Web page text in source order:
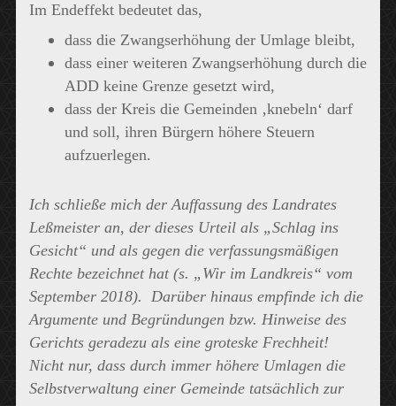
Im Endeffekt bedeutet das,
dass die Zwangserhöhung der Umlage bleibt,
dass einer weiteren Zwangserhöhung durch die
ADD keine Grenze gesetzt wird,
dass der Kreis die Gemeinden ‚knebeln‘ darf
und soll, ihren Bürgern höhere Steuern
aufzuerlegen.
Ich schließe mich der Auffassung des Landrates
Leßmeister an, der dieses Urteil als „Schlag ins
Gesicht“ und als gegen die verfassungsmäßigen
Rechte bezeichnet hat (s. „Wir im Landkreis“ vom
September 2018). Darüber hinaus empfinde ich die
Argumente und Begründungen bzw. Hinweise des
Gerichts geradezu als eine groteske Frechheit!
Nicht nur, dass durch immer höhere Umlagen die
Selbstverwaltung einer Gemeinde tatsächlich zur